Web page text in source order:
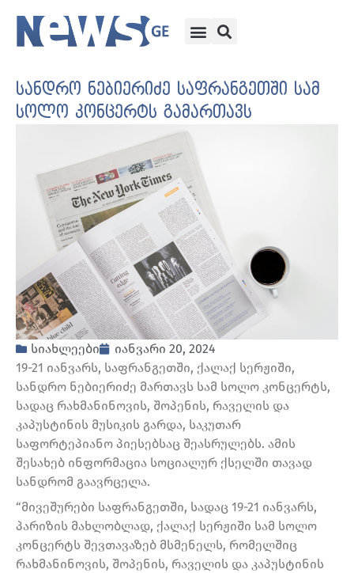
სანდრო ნებიერიძე საფრანგეთში სამ
სოლო კონცერტს გამართავს
სიახლეები
იანვარი 20, 2024
19-21 იანვარს, საფრანგეთში, ქალაქ სერჟიში,
სანდრო ნებიერიძე მართავს სამ სოლო კონცერტს,
სადაც რახმანინოვის, შოპენის, რაველის და
კაპუსტინის მუსიკის გარდა, საკუთარ
საფორტეპიანო პიესებსაც შეასრულებს. ამის
შესახებ ინფორმაცია სოციალურ ქსელში თავად
სანდრომ გაავრცელა.
“მივეშურები საფრანგეთში, სადაც 19-21 იანვარს,
პარიზის მახლობლად, ქალაქ სერჟიში სამ სოლო
კონცერტს შევთავაზებ მსმენელს, რომელშიც
რახმანინოვის, შოპენის, რაველის და კაპუსტინის